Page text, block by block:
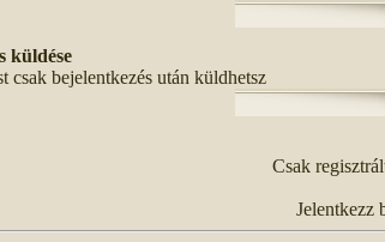
küldése
csak bejelentkezés után küldhetsz
Csak
Jelentkezz